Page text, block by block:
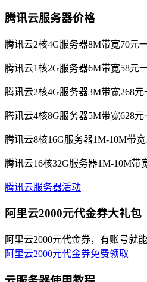
腾讯云服务器价格
腾讯云2核4G服务器8M带宽70元
腾讯云1核2G服务器6M带宽58元
腾讯云2核4G服务器3M带宽268元
腾讯云4核8G服务器5M带宽628元
腾讯云8核16G服务器1M-10M带
腾讯云16核32G服务器1M-10M带
腾讯云服务器活动
阿里云2000元代金券大礼包
阿里云2000元代金券，有账号就能
阿里云2000元代金券免费领取